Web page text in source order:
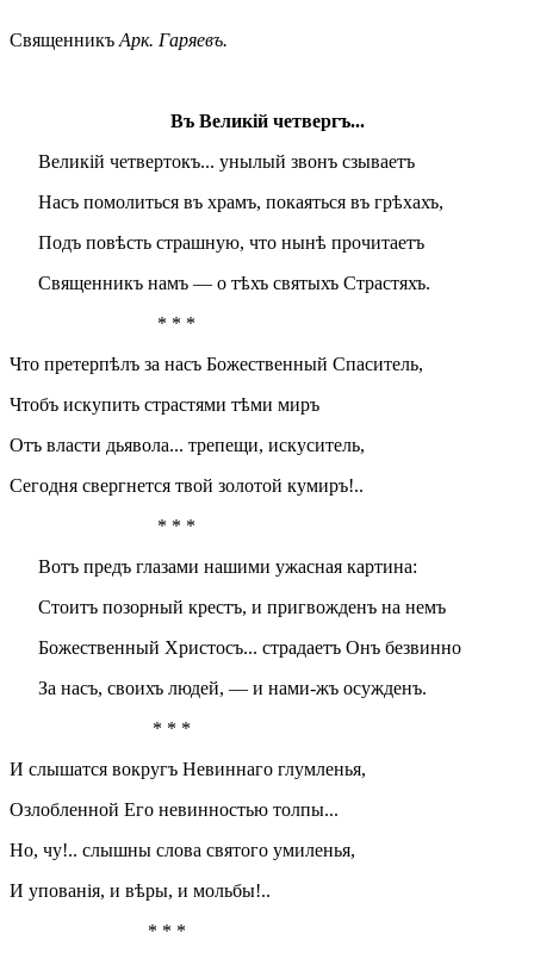
Священникъ Арк. Гаряевъ.
Въ Великій четвергъ...
Великій четвертокъ... унылый звонъ сзываетъ
Насъ помолиться въ храмъ, покаяться въ грѣхахъ,
Подъ повѣсть страшную, что нынѣ прочитаетъ
Священникъ намъ — о тѣхъ святыхъ Страстяхъ.
* * *
Что претерпѣлъ за насъ Божественный Спаситель,
Чтобъ искупить страстями тѣми миръ
Отъ власти дьявола... трепещи, искуситель,
Сегодня свергнется твой золотой кумиръ!..
* * *
Вотъ предъ глазами нашими ужасная картина:
Стоитъ позорный крестъ, и пригвожденъ на немъ
Божественный Христосъ... страдаетъ Онъ безвинно
За насъ, своихъ людей, — и нами-жъ осужденъ.
* * *
И слышатся вокругъ Невиннаго глумленья,
Озлобленной Его невинностью толпы...
Но, чу!.. слышны слова святого умиленья,
И упованія, и вѣры, и мольбы!..
* * *